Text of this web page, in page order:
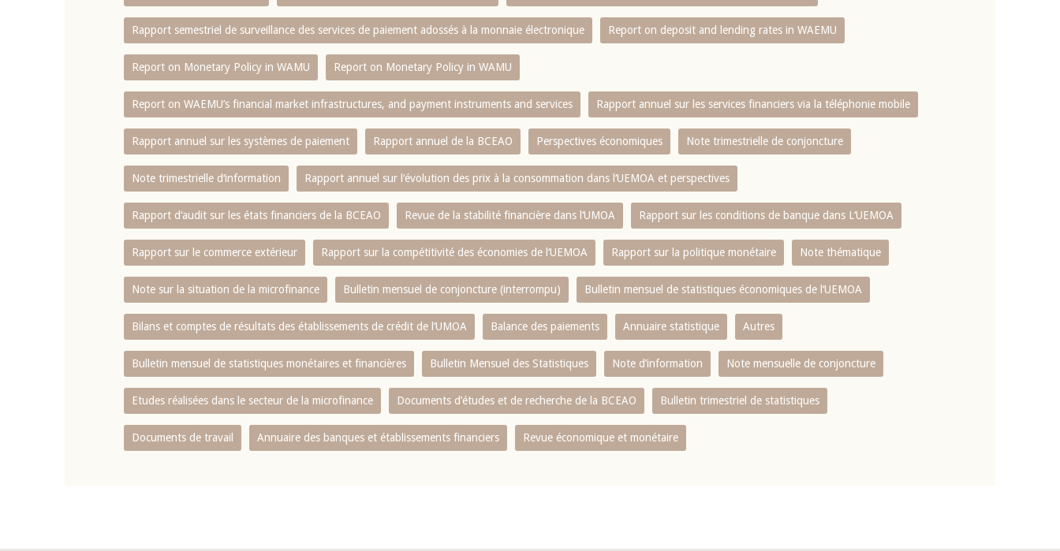
Rapport semestriel de surveillance des services de paiement adossés à la monnaie électronique Report on deposit and lending rates in WAEMU
Report on Monetary Policy in WAMU Report on Monetary Policy in WAMU
Report on WAEMU’s financial market infrastructures, and payment instruments and services Rapport annuel sur les services financiers via la téléphonie mobile
Rapport annuel sur les systèmes de paiement Rapport annuel de la BCEAO Perspectives économiques Note trimestrielle de conjoncture
Note trimestrielle d‘information Rapport annuel sur l‘évolution des prix à la consommation dans l‘UEMOA et perspectives
Rapport d‘audit sur les états financiers de la BCEAO Revue de la stabilité financière dans l‘UMOA Rapport sur les conditions de banque dans L‘UEMOA
Rapport sur le commerce extérieur Rapport sur la compétitivité des économies de l‘UEMOA Rapport sur la politique monétaire Note thématique
Note sur la situation de la microfinance Bulletin mensuel de conjoncture (interrompu) Bulletin mensuel de statistiques économiques de l‘UEMOA
Bilans et comptes de résultats des établissements de crédit de l‘UMOA Balance des paiements Annuaire statistique Autres
Bulletin mensuel de statistiques monétaires et financières Bulletin Mensuel des Statistiques Note d’information Note mensuelle de conjoncture
Etudes réalisées dans le secteur de la microfinance Documents d’études et de recherche de la BCEAO Bulletin trimestriel de statistiques
Documents de travail Annuaire des banques et établissements financiers Revue économique et monétaire